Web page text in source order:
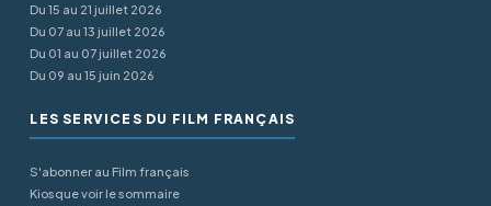
Du 15 au 21 juillet 2026
Du 07 au 13 juillet 2026
Du 01 au 07 juillet 2026
Du 09 au 15 juin 2026
LES SERVICES DU FILM FRANÇAIS
S'abonner au Film français
Kiosque voir le sommaire